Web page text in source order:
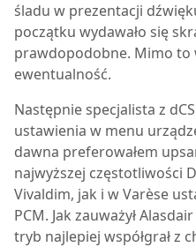
śladu w prezentacji
początku wydawało się
prawdopodobne. Mimo to
ewentualność.
Następnie specjalista z
ustawienia w menu
dawna preferowałem
najwyższej częstotliwości
Vivaldim, jak i w Varèse
PCM. Jak zauważył
tryb najlepiej współgrał z